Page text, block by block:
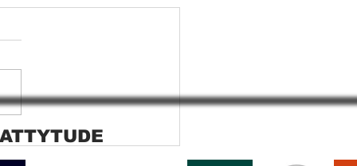
rolo tela solar
SP Cortina rolo tela